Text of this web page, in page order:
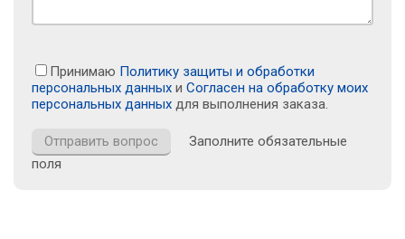
Принимаю Политику защиты и обработки
персональных данных и Согласен на обработку моих
персональных данных для выполнения заказа.
Заполните обязательные
поля